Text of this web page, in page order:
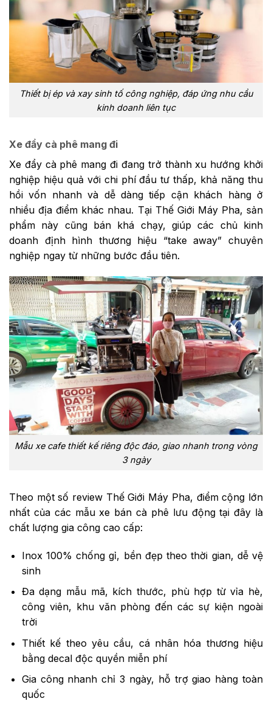
Thiết bị ép và xay sinh tố công nghiệp, đáp ứng nhu cầu
kinh doanh liên tục
Xe đẩy cà phê mang đi
Xe đẩy cà phê mang đi đang trở thành xu hướng khởi
nghiệp hiệu quả với chi phí đầu tư thấp, khả năng thu
hồi vốn nhanh và dễ dàng tiếp cận khách hàng ở
nhiều địa điểm khác nhau. Tại Thế Giới Máy Pha, sản
phẩm này cũng bán khá chạy, giúp các chủ kinh
doanh định hình thương hiệu “take away” chuyên
nghiệp ngay từ những bước đầu tiên.
Mẫu xe cafe thiết kế riêng độc đáo, giao nhanh trong vòng
3 ngày
Theo một số review Thế Giới Máy Pha, điểm cộng lớn
nhất của các mẫu xe bán cà phê lưu động tại đây là
chất lượng gia công cao cấp:
Inox 100% chống gỉ, bền đẹp theo thời gian, dễ vệ
sinh
Đa dạng mẫu mã, kích thước, phù hợp từ vỉa hè,
công viên, khu văn phòng đến các sự kiện ngoài
trời
Thiết kế theo yêu cầu, cá nhân hóa thương hiệu
bằng decal độc quyền miễn phí
Gia công nhanh chỉ 3 ngày, hỗ trợ giao hàng toàn
quốc